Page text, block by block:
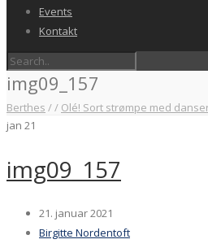
Events
Kontakt
img09_157
Berthes // Olé! Sort strømpe med
jan 21
img09_157
21. januar 2021
Birgitte Nordentoft